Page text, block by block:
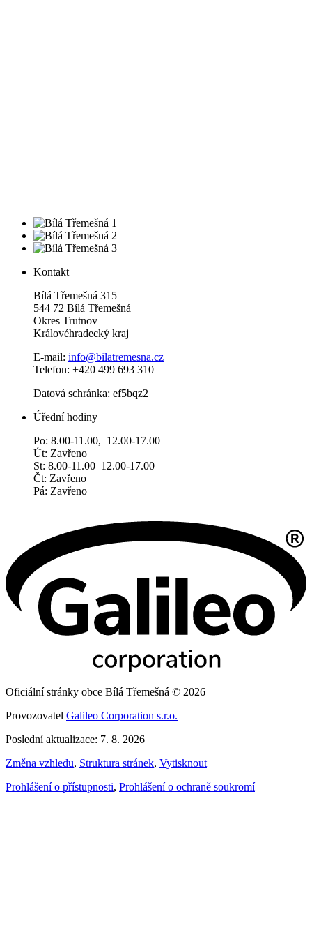
Kontakt
Bílá Třemešná 315
544 72 Bílá Třemešná
Okres Trutnov
Královéhradecký kraj
E-mail: info@bilatremesna.cz
Telefon: +420 499 693 310
Datová schránka: ef5bqz2
Úřední hodiny
Po: 8.00-11.00, 12.00-17.00
Út: Zavřeno
St: 8.00-11.00 12.00-17.00
Čt: Zavřeno
Pá: Zavřeno
Oficiální stránky obce Bílá Třemešná © 2026
Provozovatel Galileo Corporation s.r.o.
Poslední aktualizace: 7. 8. 2026
Změna vzhledu, Struktura stránek, Vytisknout
Prohlášení o přístupnosti, Prohlášení o ochraně soukromí